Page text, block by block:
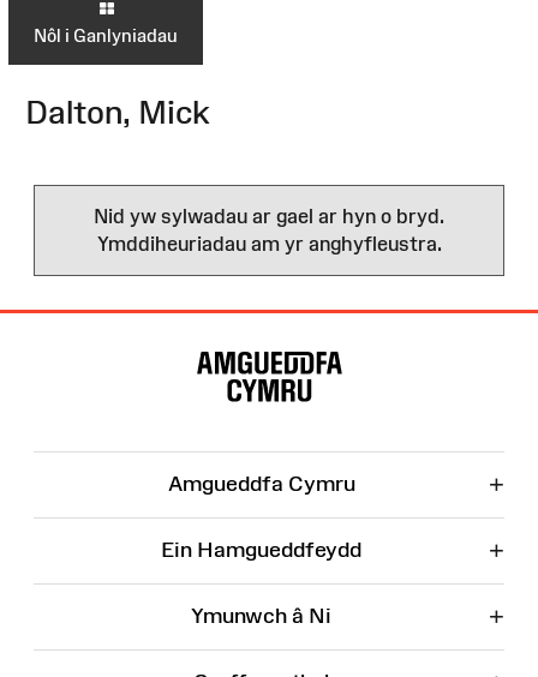
Nôl i Ganlyniadau
Dalton, Mick
Nid yw sylwadau ar gael ar hyn o bryd.
Ymddiheuriadau am yr anghyfleustra.
Amgueddfa Cymru +
Ein Hamgueddfeydd +
Ymunwch â Ni +